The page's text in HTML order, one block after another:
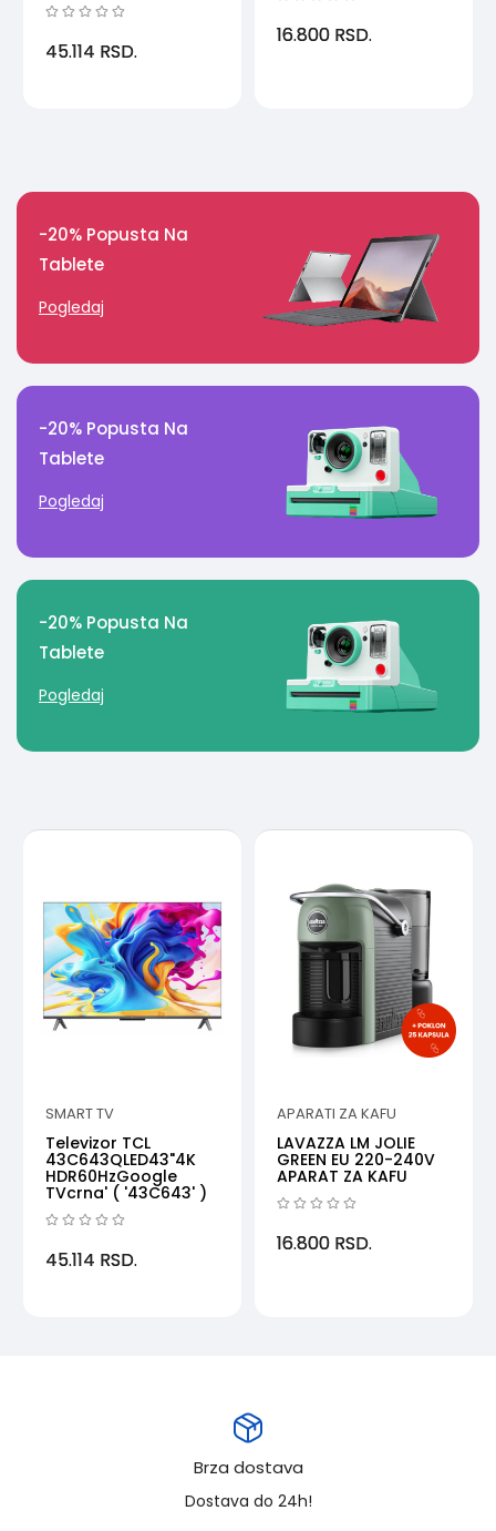
45.114 RSD.
16.800 RSD.
-20% Popusta Na
Tablete
Pogledaj
-20% Popusta Na
Tablete
Pogledaj
-20% Popusta Na
Tablete
Pogledaj
SMART TV
Televizor TCL
43C643QLED43"4K
HDR60HzGoogle
TVcrna' ( '43C643' )
45.114 RSD.
APARATI ZA KAFU
LAVAZZA LM JOLIE
GREEN EU 220-240V
APARAT ZA KAFU
16.800 RSD.
Brza dostava
Dostava do 24h!